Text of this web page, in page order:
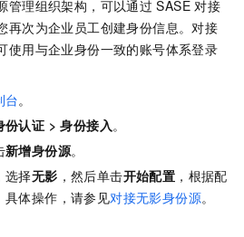
管理组织架构，可以通过 SASE 对接
再次为企业员工创建身份信息。对接
使用与企业身份一致的账号体系登录
台。
份认证 >身份接入。
新增身份源。
选择无影 ，然后单击开始配置 ，根据配
具体操作，请参见对接无影身份源。